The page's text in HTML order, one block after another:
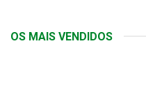
OS MAIS VENDIDOS